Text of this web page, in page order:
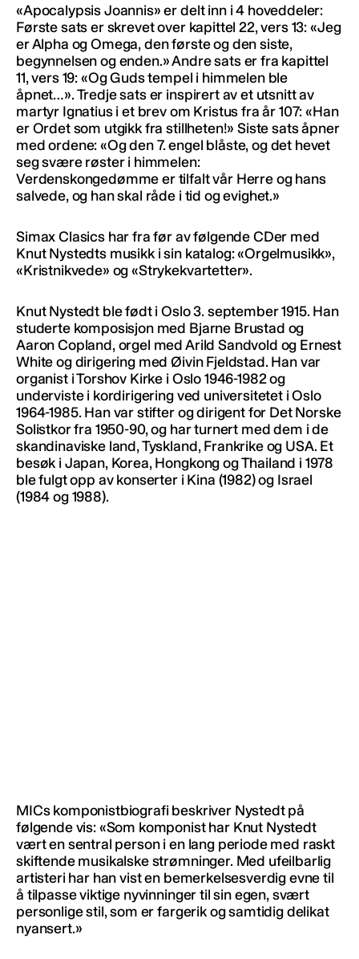
«Apocalypsis Joannis» er delt inn i 4 hoveddeler:
Første sats er skrevet over kapittel 22, vers 13: «Jeg
er Alpha og Omega, den første og den siste,
begynnelsen og enden.» Andre sats er fra kapittel
11, vers 19: «Og Guds tempel i himmelen ble
åpnet…». Tredje sats er inspirert av et utsnitt av
martyr Ignatius i et brev om Kristus fra år 107: «Han
er Ordet som utgikk fra stillheten!» Siste sats åpner
med ordene: «Og den 7. engel blåste, og det hevet
seg svære røster i himmelen:
Verdenskongedømme er tilfalt vår Herre og hans
salvede, og han skal råde i tid og evighet.»
Simax Clasics har fra før av følgende CDer med
Knut Nystedts musikk i sin katalog: «Orgelmusikk»,
«Kristnikvede» og «Strykekvartetter».
Knut Nystedt ble født i Oslo 3. september 1915. Han
studerte komposisjon med Bjarne Brustad og
Aaron Copland, orgel med Arild Sandvold og Ernest
White og dirigering med Øivin Fjeldstad. Han var
organist i Torshov Kirke i Oslo 1946-1982 og
underviste i kordirigering ved universitetet i Oslo
1964-1985. Han var stifter og dirigent for Det Norske
Solistkor fra 1950-90, og har turnert med dem i de
skandinaviske land, Tyskland, Frankrike og USA. Et
besøk i Japan, Korea, Hongkong og Thailand i 1978
ble fulgt opp av konserter i Kina (1982) og Israel
(1984 og 1988).
MICs komponistbiografi beskriver Nystedt på
følgende vis: «Som komponist har Knut Nystedt
vært en sentral person i en lang periode med raskt
skiftende musikalske strømninger. Med ufeilbarlig
artisteri har han vist en bemerkelsesverdig evne til
å tilpasse viktige nyvinninger til sin egen, svært
personlige stil, som er fargerik og samtidig delikat
nyansert.»